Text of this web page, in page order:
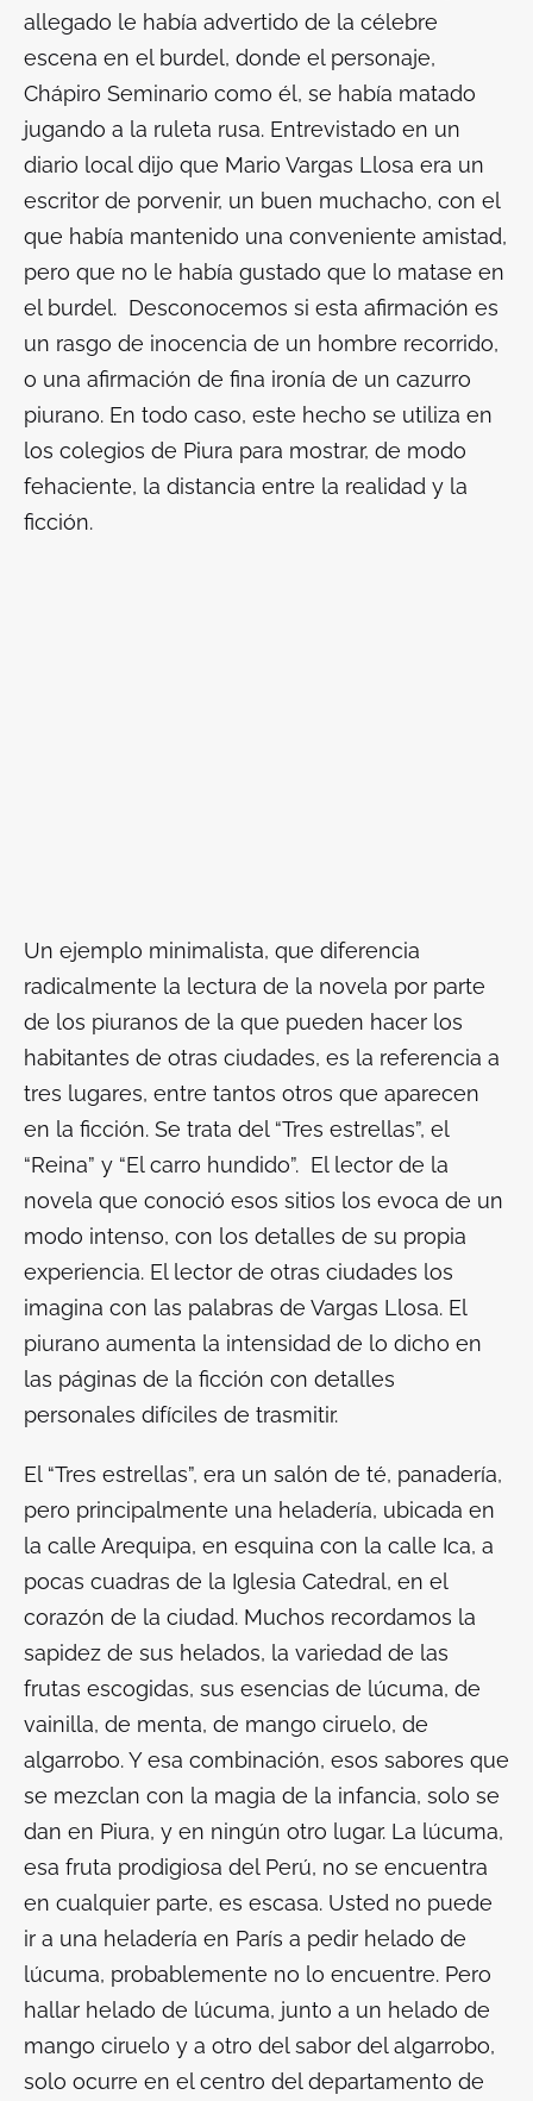
allegado le había advertido de la célebre
escena en el burdel, donde el personaje,
Chápiro Seminario como él, se había matado
jugando a la ruleta rusa. Entrevistado en un
diario local dijo que Mario Vargas Llosa era un
escritor de porvenir, un buen muchacho, con el
que había mantenido una conveniente amistad,
pero que no le había gustado que lo matase en
el burdel. Desconocemos si esta afirmación es
un rasgo de inocencia de un hombre recorrido,
o una afirmación de fina ironía de un cazurro
piurano. En todo caso, este hecho se utiliza en
los colegios de Piura para mostrar, de modo
fehaciente, la distancia entre la realidad y la
ficción.
Un ejemplo minimalista, que diferencia
radicalmente la lectura de la novela por parte
de los piuranos de la que pueden hacer los
habitantes de otras ciudades, es la referencia a
tres lugares, entre tantos otros que aparecen
en la ficción. Se trata del “Tres estrellas”, el
“Reina” y “El carro hundido”. El lector de la
novela que conoció esos sitios los evoca de un
modo intenso, con los detalles de su propia
experiencia. El lector de otras ciudades los
imagina con las palabras de Vargas Llosa. El
piurano aumenta la intensidad de lo dicho en
las páginas de la ficción con detalles
personales difíciles de trasmitir.
El “Tres estrellas”, era un salón de té, panadería,
pero principalmente una heladería, ubicada en
la calle Arequipa, en esquina con la calle Ica, a
pocas cuadras de la Iglesia Catedral, en el
corazón de la ciudad. Muchos recordamos la
sapidez de sus helados, la variedad de las
frutas escogidas, sus esencias de lúcuma, de
vainilla, de menta, de mango ciruelo, de
algarrobo. Y esa combinación, esos sabores que
se mezclan con la magia de la infancia, solo se
dan en Piura, y en ningún otro lugar. La lúcuma,
esa fruta prodigiosa del Perú, no se encuentra
en cualquier parte, es escasa. Usted no puede
ir a una heladería en París a pedir helado de
lúcuma, probablemente no lo encuentre. Pero
hallar helado de lúcuma, junto a un helado de
mango ciruelo y a otro del sabor del algarrobo,
solo ocurre en el centro del departamento de